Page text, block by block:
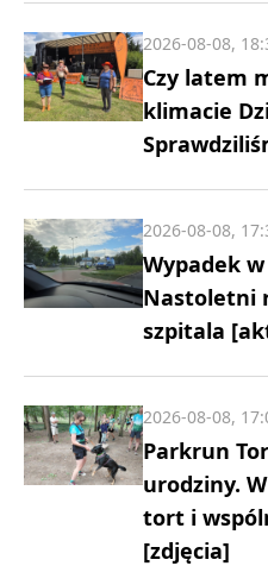
Czy latem
klimacie
2026-08-08,
Wypadek w
Nastoletni
szpitala
2026-08-08,
Parkrun
urodziny.
tort i
[zdjęcia]
2026-08-08,